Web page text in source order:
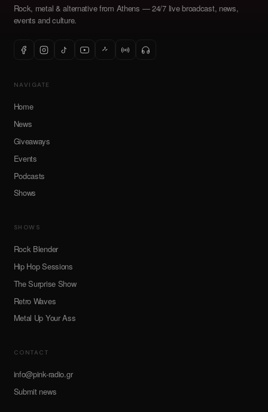
Rock, metal & alternative from Athens — 24/7 live broadcast, news,
events and culture.
NAVIGATE
Home
News
Giveaways
Events
Podcasts
Shows
SHOWS
Rock Blender
Hip Hop Sessions
The Surprise Show
Retro Waves
Metal Up Your Ass
CONTACT
info@pink-radio.gr
Submit news